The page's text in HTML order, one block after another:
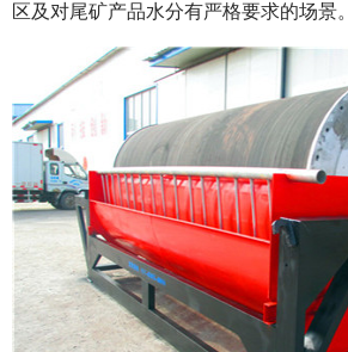
区及对尾矿产品水分有严格要求的场景。